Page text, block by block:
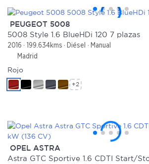
PEUGEOT 5008
5008 Style 1.6 BlueHDi 120 7 plazas
2016 199.634kms Diésel
Manual
Madrid
Rojo
+2
OPEL ASTRA